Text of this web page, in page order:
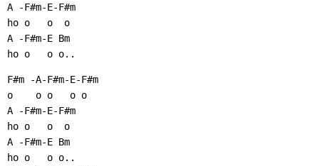
A -F#m-E-F#m
ho o   o  o
A -F#m-E Bm
ho o   o o..
F#m -A-F#m-E-F#m
o    o o   o o
A -F#m-E-F#m
ho o   o  o
A -F#m-E Bm
ho o   o o..